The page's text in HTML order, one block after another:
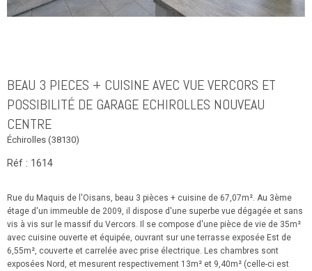
BEAU 3 PIECES + CUISINE AVEC VUE VERCORS ET
POSSIBILITÉ DE GARAGE ECHIROLLES NOUVEAU
CENTRE
Échirolles (38130)
Réf : 1614
Rue du Maquis de l'Oisans, beau 3 pièces + cuisine de 67,07m². Au 3ème
étage d'un immeuble de 2009, il dispose d'une superbe vue dégagée et sans
vis à vis sur le massif du Vercors. Il se compose d'une pièce de vie de 35m²
avec cuisine ouverte et équipée, ouvrant sur une terrasse exposée Est de
6,55m², couverte et carrelée avec prise électrique. Les chambres sont
exposées Nord, et mesurent respectivement 13m² et 9,40m² (celle-ci est